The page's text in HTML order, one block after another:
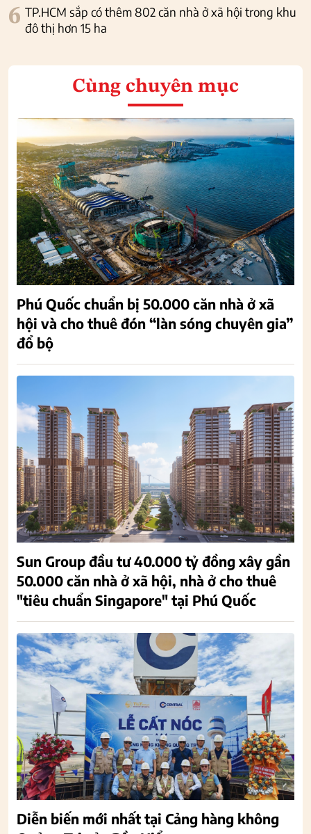
6 TP.HCM sắp có thêm 802 căn nhà ở xã hội trong khu
đô thị hơn 15 ha
Cùng chuyên mục
Phú Quốc chuẩn bị 50.000 căn nhà ở xã
hội và cho thuê đón “làn sóng chuyên gia”
đổ bộ
Sun Group đầu tư 40.000 tỷ đồng xây gần
50.000 căn nhà ở xã hội, nhà ở cho thuê
"tiêu chuẩn Singapore" tại Phú Quốc
Diễn biến mới nhất tại Cảng hàng không